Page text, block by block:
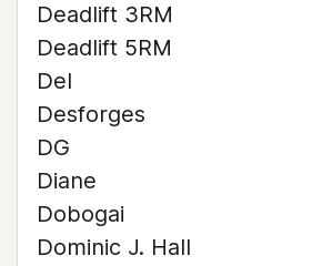
Deadlift 3RM
Deadlift 5RM
Del
Desforges
DG
Diane
Dobogai
Dominic J. Hall